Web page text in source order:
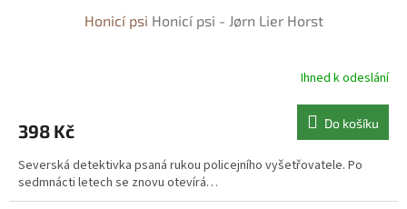
Honicí psi Honicí psi - Jørn Lier Horst
Ihned k odeslání
398 Kč Do košíku
Severská detektivka psaná rukou policejního vyšetřovatele. Po
sedmnácti letech se znovu otevírá…